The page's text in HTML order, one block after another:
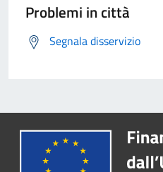
Problemi in città
Segnala disservizio